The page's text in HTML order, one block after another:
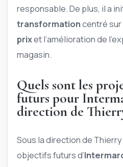
responsable. De plus, il a
transformationcentré sur
prixet l’amélioration de
magasin.
Quels sont les
futurs pour
direction de
Sous la direction de
objectifs futurs d’